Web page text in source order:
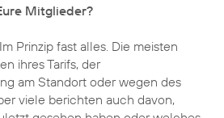
Mitglieder?
Im Prinzip fast alles. Die meisten
ihres Tarifs, der
am Standort oder wegen des
viele berichten auch davon,